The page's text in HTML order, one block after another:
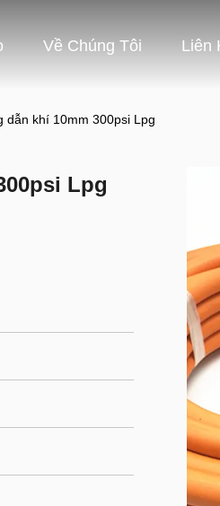
Về Chúng Tôi Liên
dẫn khí 10mm 300psi Lpg
Lpg